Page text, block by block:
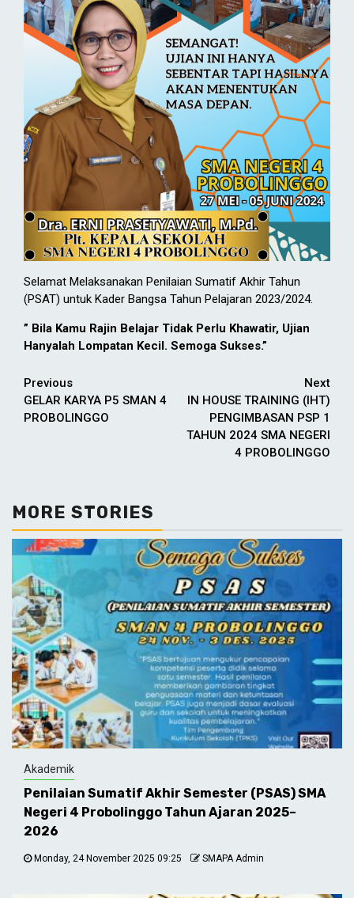
Selamat Melaksanakan Penilaian Sumatif Akhir Tahun
(PSAT) untuk Kader Bangsa Tahun Pelajaran 2023/2024.
” Bila Kamu Rajin Belajar Tidak Perlu Khawatir, Ujian
Hanyalah Lompatan Kecil. Semoga Sukses.”
Continue
Reading
Previous
GELAR KARYA P5 SMAN 4
PROBOLINGGO
Next
IN HOUSE TRAINING (IHT)
PENGIMBASAN PSP 1
TAHUN 2024 SMA NEGERI
4 PROBOLINGGO
MORE STORIES
Akademik
Penilaian Sumatif Akhir Semester (PSAS) SMA
Negeri 4 Probolinggo Tahun Ajaran 2025–
2026
Monday, 24 November 2025 09:25 SMAPA Admin